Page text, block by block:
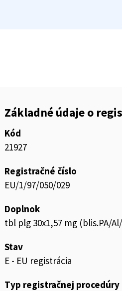
Základné údaje o
Kód
21927
Registračné číslo
EU/1/97/050/029
Doplnok
tbl plg 30x1,57 mg (blis.PA/
Stav
E - EU registrácia
Typ registračnej procedúry